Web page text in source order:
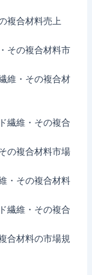
複合材料売上
その複合材料市
維・その複合材
維・その複合
の複合材料市場
・その複合材料
維・その複合
合材料の市場規